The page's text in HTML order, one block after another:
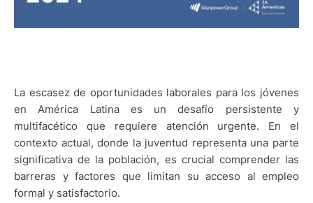
La escasez de oportunidades laborales para los jóvenes
en América Latina es un desafío persistente y
multifacético que requiere atención urgente. En el
contexto actual, donde la juventud representa una parte
significativa de la población, es crucial comprender las
barreras y factores que limitan su acceso al empleo
formal y satisfactorio.